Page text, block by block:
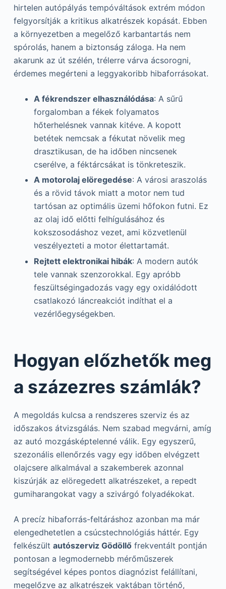
hirtelen autópályás tempóváltások extrém módon
felgyorsítják a kritikus alkatrészek kopását. Ebben
a környezetben a megelőző karbantartás nem
spórolás, hanem a biztonság záloga. Ha nem
akarunk az út szélén, trélerre várva ácsorogni,
érdemes megérteni a leggyakoribb hibaforrásokat.
A fékrendszer elhasználódása: A sűrű
forgalomban a fékek folyamatos
hőterhelésnek vannak kitéve. A kopott
betétek nemcsak a fékutat növelik meg
drasztikusan, de ha időben nincsenek
cserélve, a féktárcsákat is tönkreteszik.
A motorolaj elöregedése: A városi araszolás
és a rövid távok miatt a motor nem tud
tartósan az optimális üzemi hőfokon futni. Ez
az olaj idő előtti felhígulásához és
kokszosodáshoz vezet, ami közvetlenül
veszélyezteti a motor élettartamát.
Rejtett elektronikai hibák: A modern autók
tele vannak szenzorokkal. Egy apróbb
feszültségingadozás vagy egy oxidálódott
csatlakozó láncreakciót indíthat el a
vezérlőegységekben.
Hogyan előzhetők meg
a százezres számlák?
A megoldás kulcsa a rendszeres szerviz és az
időszakos átvizsgálás. Nem szabad megvárni, amíg
az autó mozgásképtelenné válik. Egy egyszerű,
szezonális ellenőrzés vagy egy időben elvégzett
olajcsere alkalmával a szakemberek azonnal
kiszúrják az elöregedett alkatrészeket, a repedt
gumiharangokat vagy a szivárgó folyadékokat.
A precíz hibaforrás-feltáráshoz azonban ma már
elengedhetetlen a csúcstechnológiás háttér. Egy
felkészült autószerviz Gödöllőfrekventált pontján
pontosan a legmodernebb mérőműszerek
segítségével képes pontos diagnózist felállítani,
megelőzve az alkatrészek vaktában történő,